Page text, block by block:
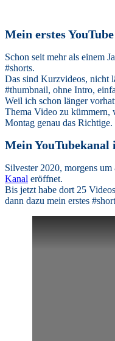
Mein erstes
Schon seit mehr als einem
#shorts.
Das sind Kurzvideos, nicht
#thumbnail, ohne Intro,
Weil ich schon länger
Thema Video zu kümmern,
Montag genau das Richtige.
Mein YouTubekanal
Silvester 2020, morgens
Kanal eröffnet.
Bis jetzt habe dort 25
dann dazu mein erstes